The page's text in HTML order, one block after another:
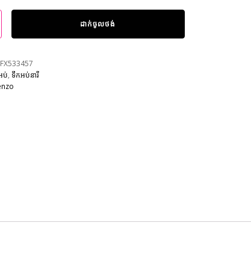
ដាក់ចូលថង់
ប់, ទឹកអប់នារី